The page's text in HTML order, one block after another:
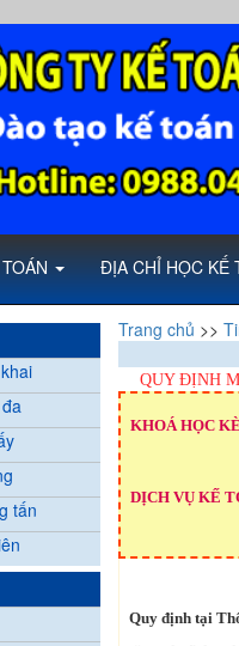
ĐỊA CHỈ HỌC KẾ
tấn
Trang chủ >>
QUY ĐỊNH
KHOÁ HỌC
DỊCH VỤ KẾ
Quy định tại